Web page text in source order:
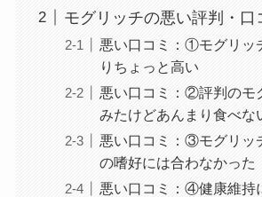
モグリッチの悪い評判・口
悪い口コミ：①モグリッ
りちょっと高い
悪い口コミ：②評判のモ
みたけどあんまり食べな
悪い口コミ：③モグリッ
の嗜好には合わなかった
悪い口コミ：④健康維持